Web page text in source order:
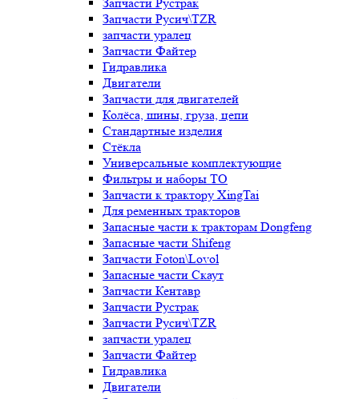
Запчасти Русич\TZR
запчасти уралец
Запчасти Файтер
Гидравлика
Двигатели
Запчасти для двигателей
Колёса, шины, груза, цепи
Стандартные изделия
Стёкла
Универсальные комплектующие
Фильтры и наборы ТО
Запчасти к трактору XingTai
Для ременных тракторов
Запасные части к тракторам Dongfeng
Запасные части Shifeng
Запчасти Foton\Lovol
Запасные части Скаут
Запчасти Кентавр
Запчасти Рустрак
Запчасти Русич\TZR
запчасти уралец
Запчасти Файтер
Гидравлика
Двигатели